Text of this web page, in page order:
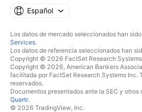
Español
Los datos de mercado seleccionados han
Services.
Los datos de referencia seleccionados han
Copyright © 2026 FactSet Research
Copyright © 2026, American Bankers
facilitada por FactSet Research Systems Inc.
reservados.
Documentos presentados ante la SEC y
Quartr.
© 2026 TradingView, Inc.